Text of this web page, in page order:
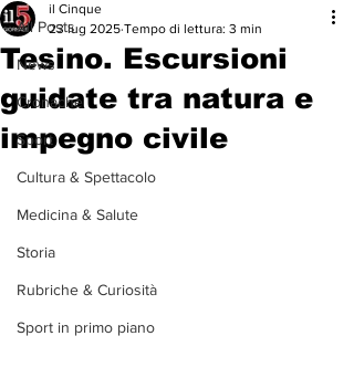
All Posts
News
Cronache
Sport
Cultura & Spettacolo
Medicina & Salute
Storia
Rubriche & Curiosità
Sport in primo piano
Tesino. Escursioni
guidate tra natura e
impegno civile
il Cinque
23 lug 2025 Tempo di lettura: 3 min